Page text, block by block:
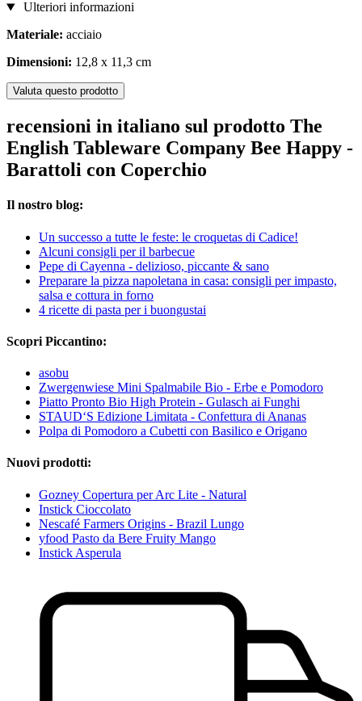
Ulteriori informazioni
Materiale: acciaio
Dimensioni: 12,8 x 11,3 cm
Valuta questo prodotto
recensioni in italiano sul prodotto The
English Tableware Company Bee Happy -
Barattoli con Coperchio
Il nostro blog:
Un successo a tutte le feste: le croquetas di Cadice!
Alcuni consigli per il barbecue
Pepe di Cayenna - delizioso, piccante & sano
Preparare la pizza napoletana in casa: consigli per impasto,
salsa e cottura in forno
4 ricette di pasta per i buongustai
Scopri Piccantino:
asobu
Zwergenwiese Mini Spalmabile Bio - Erbe e Pomodoro
Piatto Pronto Bio High Protein - Gulasch ai Funghi
STAUD‘S Edizione Limitata - Confettura di Ananas
Polpa di Pomodoro a Cubetti con Basilico e Origano
Nuovi prodotti:
Gozney Copertura per Arc Lite - Natural
Instick Cioccolato
Nescafé Farmers Origins - Brazil Lungo
yfood Pasto da Bere Fruity Mango
Instick Asperula